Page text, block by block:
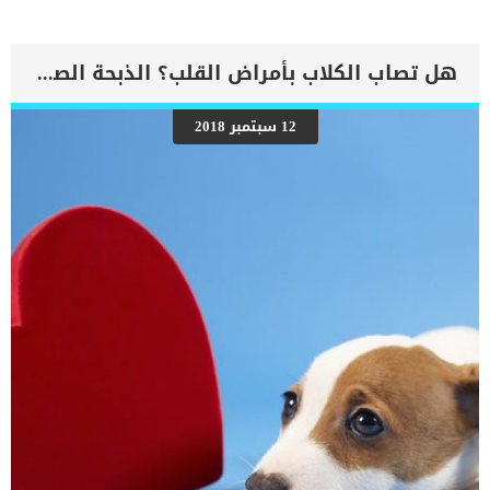
اعراض وعلامات تضخم القلب عند الكلاب فى هذا المقال سنطلعك على
بعض العلامات التي تشير إلى أن كلبك قد اقترب من مرحلة يحتافيها إلى
رعاية المسنين أو قد تفكر في القتل الرحيم. يمكننا اختصار هذه العلامات
على شكل مجموعة من المراحل التى يتدرجها الكلب الى ان يصل الى
النهاية. اهم علامات وفاة الكلاب بسبب قصور القلب الاحتقانى كما ذكرنا
القلب ، ولكن ليس لديه أعراض ولا تغييرات في القلب. _المرحلة
هل تصاب الكلاب بأمراض القلب؟ الذبحة الصدرية عند الكلاب
12 سبتمبر 2018